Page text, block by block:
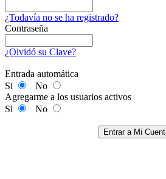
¿Todavía no se ha registrado?
Contraseña
¿Olvidó su Clave?
Entrada automática
Si
No
Agregarme a los usuarios activos
Si
No
Entrar a Mi